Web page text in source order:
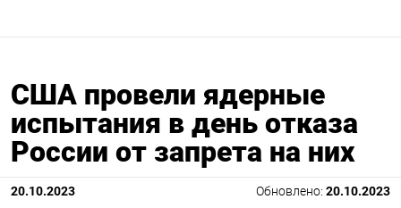
США провели ядерные
испытания в день отказа
России от запрета на них
20.10.2023 Обновлено: 20.10.2023